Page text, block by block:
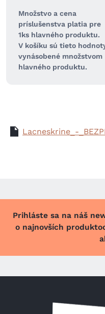
Množstvo a cena
príslušenstva platia pre
1ks hlavného produktu.
V košíku sú tieto
vynásobené množstvom
hlavného produktu.
Lacneskrine_-
Prihláste sa na náš
o najnovších